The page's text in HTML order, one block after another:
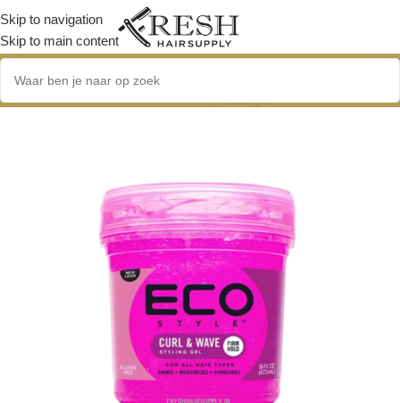
Skip to navigation
Skip to main content
Home/ Haarproducten/ Haarstyling/ Haargel